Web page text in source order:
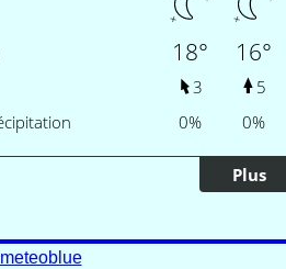
meteoblue